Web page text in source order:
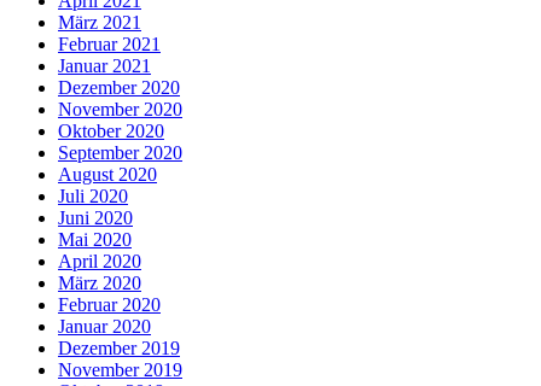
März 2021
Februar 2021
Januar 2021
Dezember 2020
November 2020
Oktober 2020
September 2020
August 2020
Juli 2020
Juni 2020
Mai 2020
April 2020
März 2020
Februar 2020
Januar 2020
Dezember 2019
November 2019